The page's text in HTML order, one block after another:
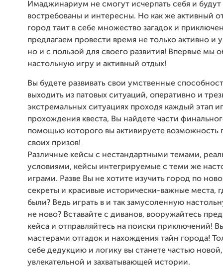
Имаджинариум не смогут исчерпать себя и
востребованы и интересны. Но как же активный
город таит в себе множество загадок и
предлагаем провести время не только активно и
но и с пользой для своего развития! Впервые мы
настольную игру и активный отдых!
Вы будете развивать свои умственные
выходить из патовых ситуаций, оперативно и
экстремальных ситуациях проходя каждый этап
прохождения квеста, Вы найдете части
помощью которого вы активируете возможность
своих призов!
Различные кейсы с нестандартными темами,
условиями, кейсы интегрируемые с теми же
играми. Разве Вы не хотите изучить город по
секреты и красивые исторически-важные места,
были? Ведь играть в и так замусоленную
не ново? Вставайте с диванов, вооружайтесь
кейса и отправляйтесь на поиски приключений!
мастерами отгадок и нахождения тайн города!
себе дедукцию и логику вы станете частью
увлекательной и захватывающей истории.